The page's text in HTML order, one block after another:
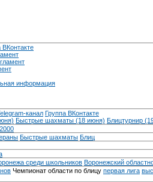
ВКонтакте
информация
канал Группа ВКонтакте
Быстрые шахматы (18 июня) Блицтурнир
Быстрые шахматы Блиц
среди школьников Воронежский
Чемпионат области по блицу первая лига